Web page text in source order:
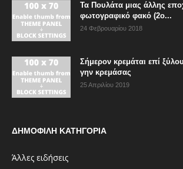
Τα Πουλάτα μιας άλλης
φωτογραφικό φακό (2ο...
24 Φεβρουαρίου 2018
Σήμερον κρεμάται επί
γην κρεμάσας
25 Απριλίου 2019
ΔΗΜΟΦΙΛΗ ΚΑΤΗΓΟΡΙΑ
Άλλες ειδήσεις